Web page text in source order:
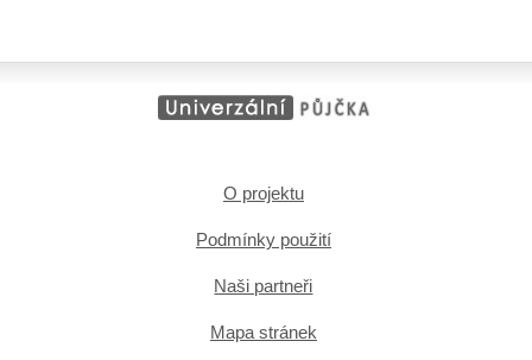
O projektu
Podmínky použití
Naši partneři
Mapa stránek